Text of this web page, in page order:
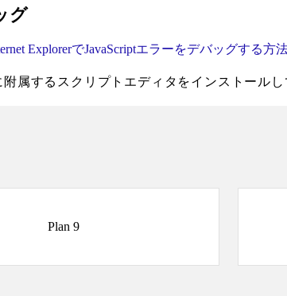
グ
ExplorerでJavaScriptエラーをデバッグする方
属するスクリプトエディタをインストール
Plan 9